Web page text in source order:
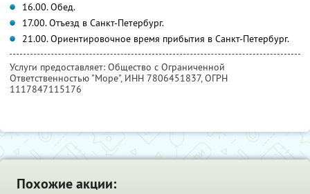
16.00. Обед.
17.00. Отъезд в Санкт-Петербург.
21.00. Ориентировочное время прибытия в Санкт-Петербург.
Услуги предоставляет: Общество с Ограниченной
Ответственностью "Море", ИНН 7806451837, ОГРН
1117847115176
Похожие акции: